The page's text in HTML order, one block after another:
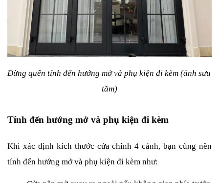
Đừng quên tính đến hướng mở và phụ kiện đi kèm (ảnh sưu
tầm)
Tính đến hướng mở và phụ kiện đi kèm
Khi xác định kích thước cửa chính 4 cánh, bạn cũng nên
tính đến hướng mở và phụ kiện đi kèm như: